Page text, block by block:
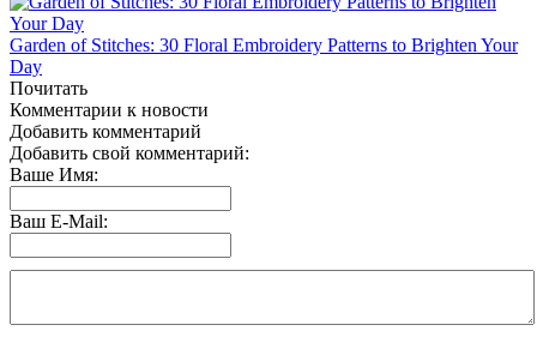
Garden of Stitches: 30 Floral Embroidery Patterns to Brighten Your
Day
Почитать
Комментарии к новости
Добавить комментарий
Добавить свой комментарий:
Ваше Имя:
Ваш E-Mail: